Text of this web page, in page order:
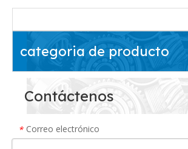
categoria de producto
Contáctenos
* Correo electrónico